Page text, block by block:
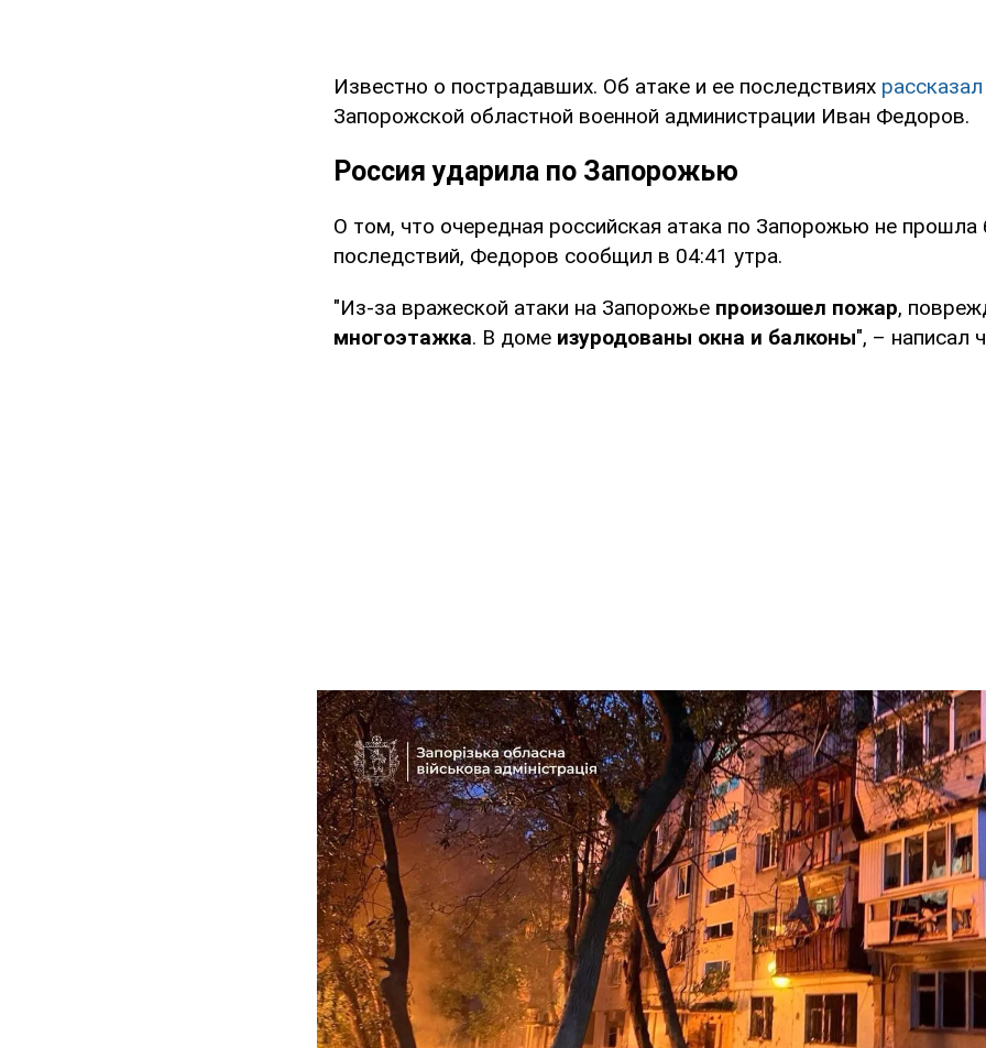
Известно о пострадавших. Об атаке и ее последствиях рассказал
Запорожской областной военной администрации Иван Федоров.
Россия ударила по Запорожью
О том, что очередная российская атака по Запорожью не прошла
последствий, Федоров сообщил в 04:41 утра.
"Из-за вражеской атаки на Запорожье произошел пожар,
многоэтажка. В доме изуродованы окна и балконы", – написал